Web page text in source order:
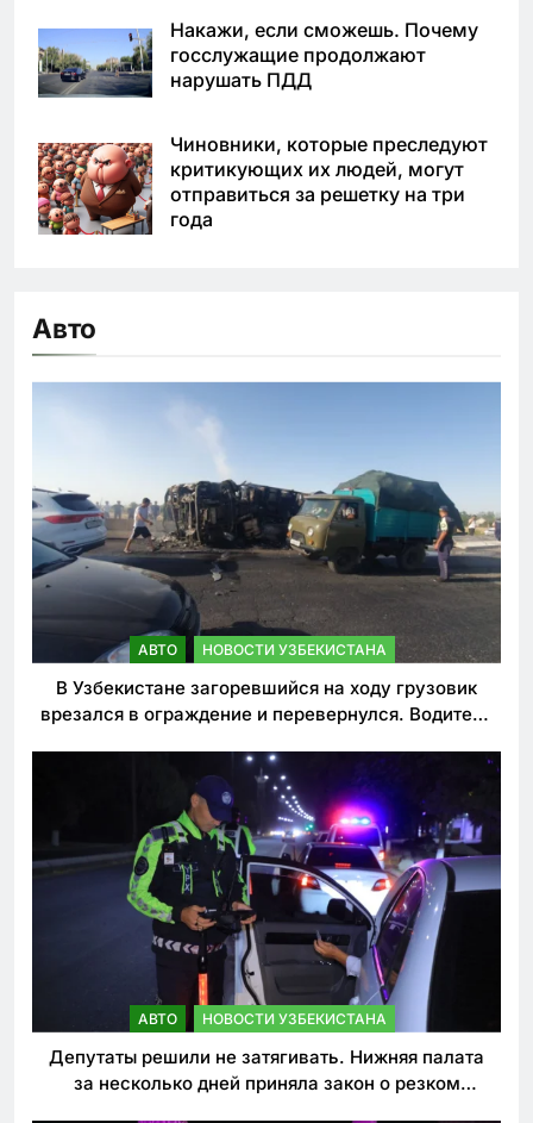
Накажи, если сможешь. Почему
госслужащие продолжают
нарушать ПДД
Чиновники, которые преследуют
критикующих их людей, могут
отправиться за решетку на три
года
Авто
АВТО НОВОСТИ УЗБЕКИСТАНА
В Узбекистане загоревшийся на ходу грузовик
врезался в ограждение и перевернулся. Водитель
АВТО НОВОСТИ УЗБЕКИСТАНА
Депутаты решили не затягивать. Нижняя палата
за несколько дней приняла закон о резком